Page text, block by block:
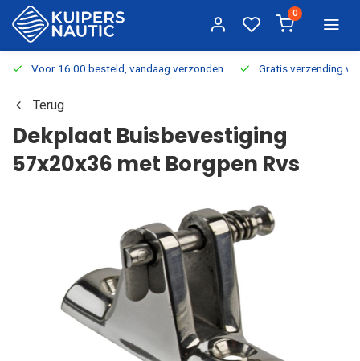
0
Voor 16:00 besteld, vandaag verzonden Gratis verzending
Terug
Dekplaat Buisbevestiging
57x20x36 met Borgpen Rvs